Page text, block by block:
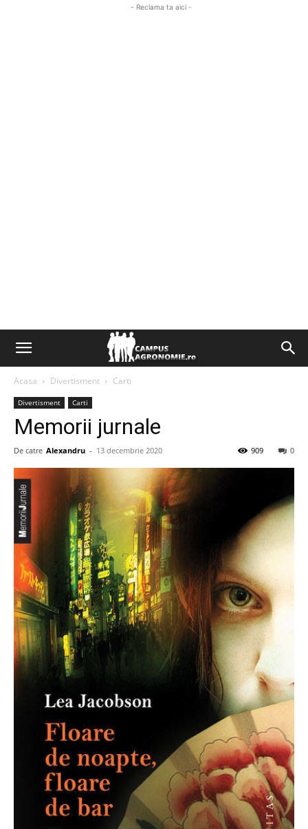
- Reclama ta aici -
Acasa Divertisment Carti
Divertisment Carti
Memorii jurnale
De catre Alexandru - 13 decembrie 2020 0
909